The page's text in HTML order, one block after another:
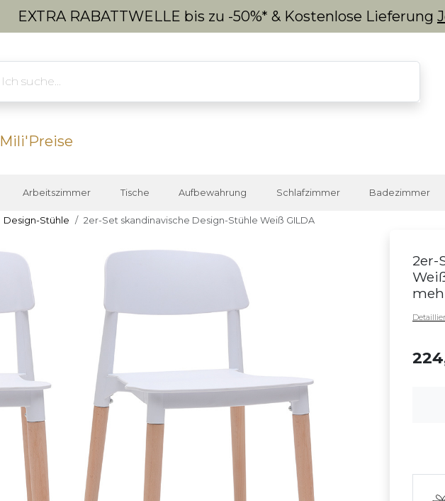
EXTRA RABATTWELLE bis zu -50%* & Kostenlose Lieferung
Mili'Preise
Arbeitszimmer Tische Aufbewahrung Schlafzimmer Badezimmer
Design-Stühle 2er-Set skandinavische Design-Stühle Weiß GILDA
2er-